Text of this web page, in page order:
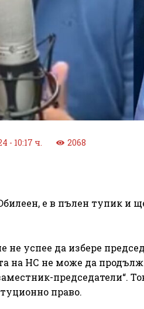
- 10:17 ч. 2068
е в пълен тупик и
не успее да избере
на НС не може да
председатели“.
право.